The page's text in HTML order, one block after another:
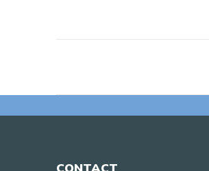
CONTACT